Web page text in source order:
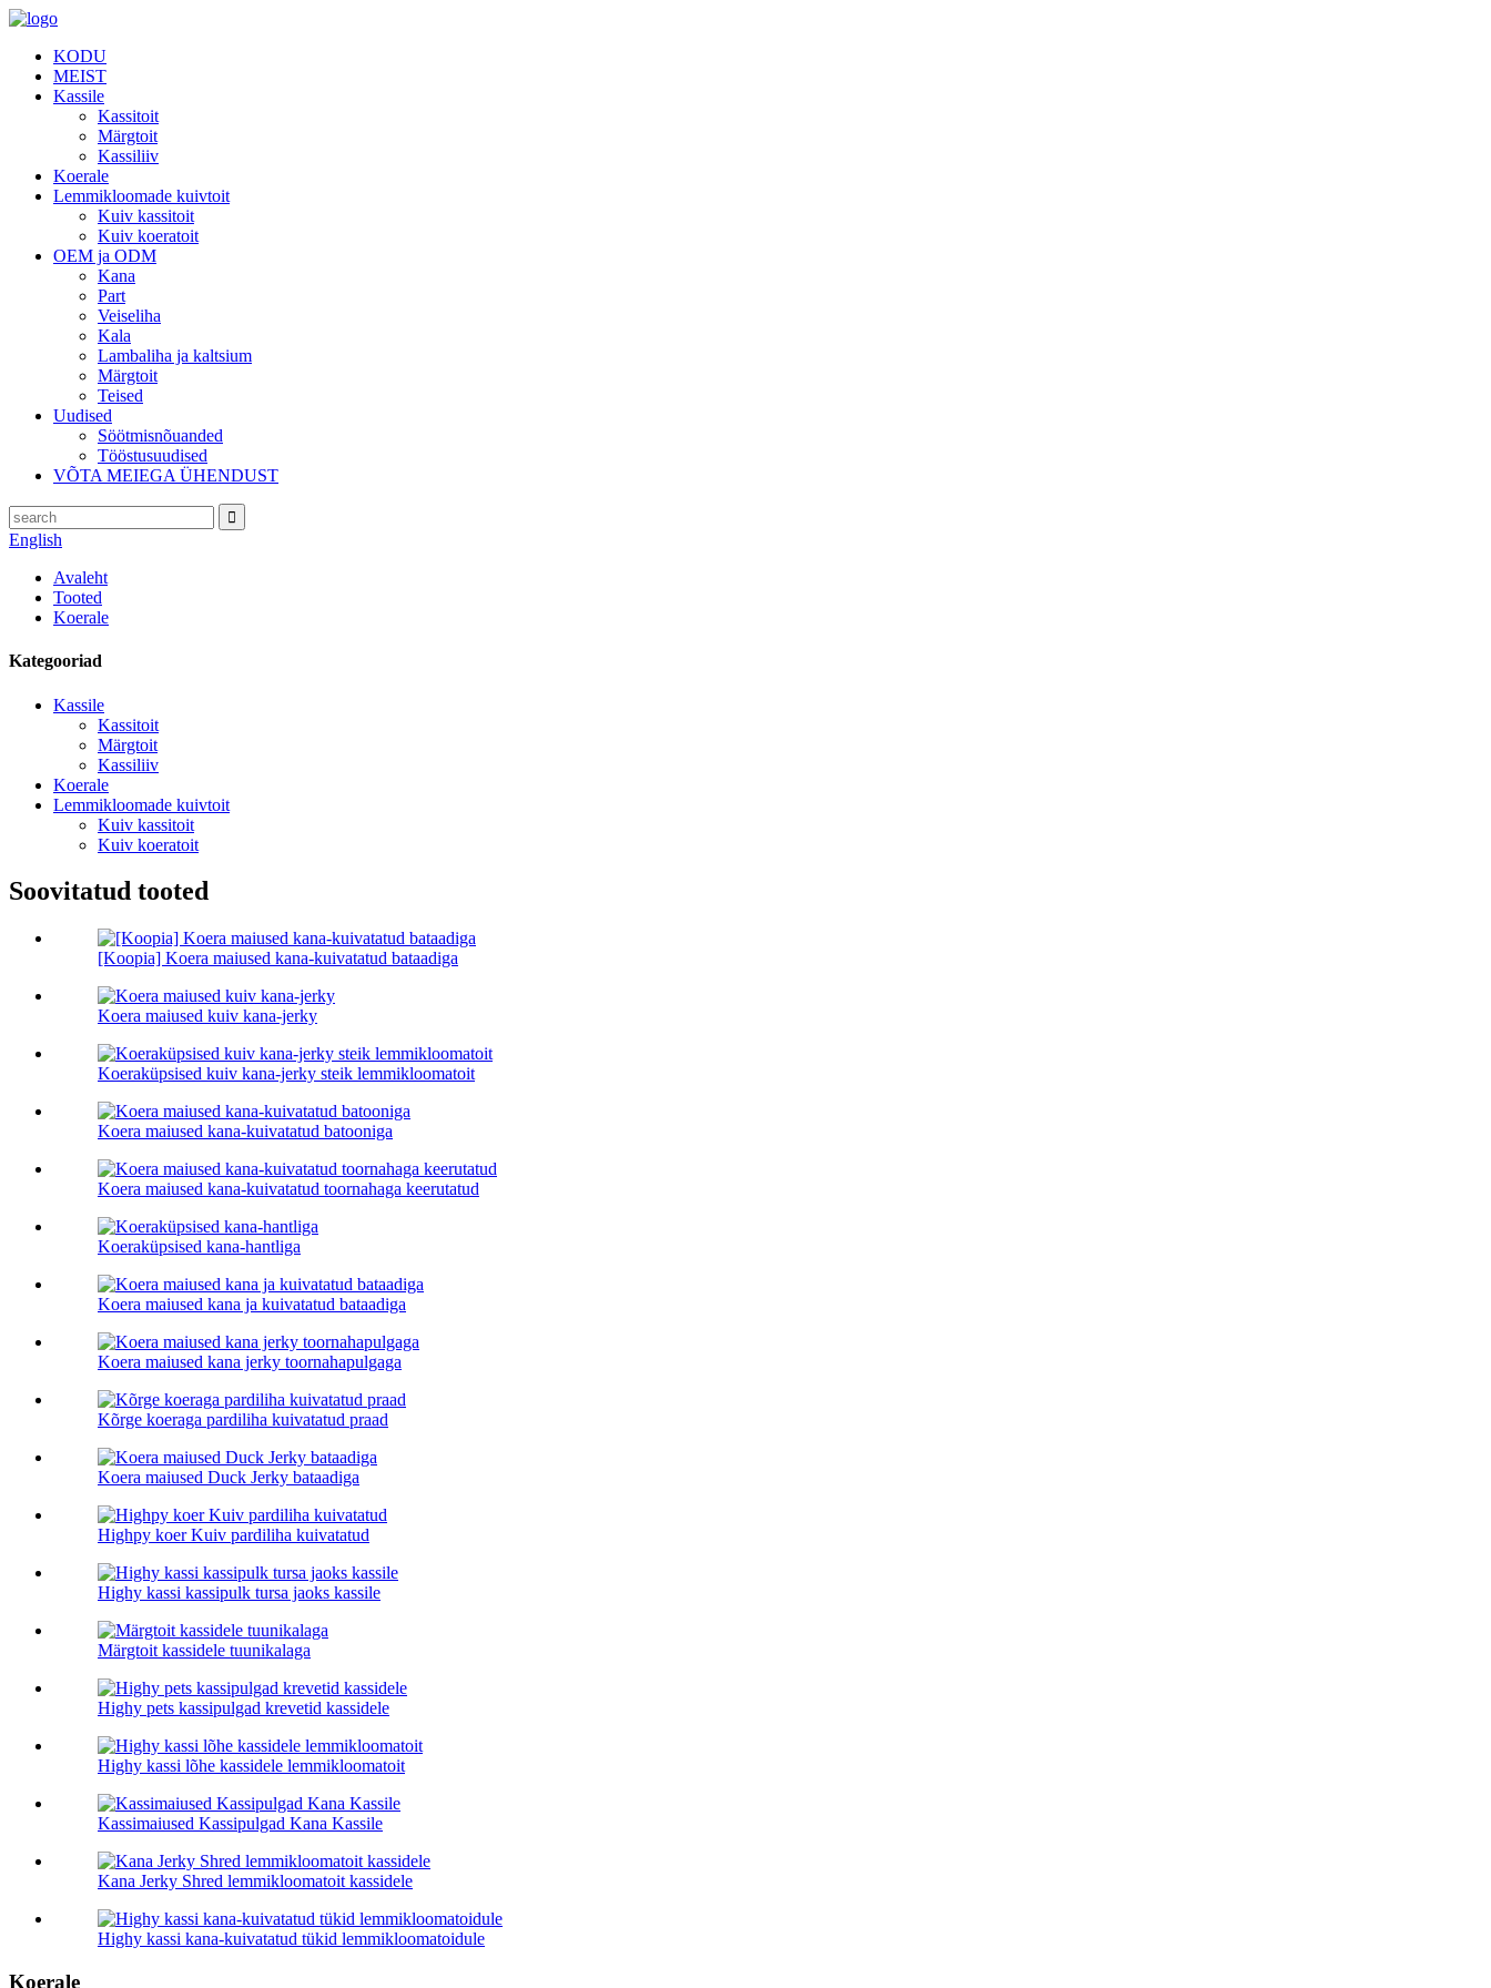
KODU
MEIST
Kassile
Kassitoit
Märgtoit
Kassiliiv
Koerale
Lemmikloomade kuivtoit
Kuiv kassitoit
Kuiv koeratoit
OEM ja ODM
Kana
Part
Veiseliha
Kala
Lambaliha ja kaltsium
Märgtoit
Teised
Uudised
Söötmisnõuanded
Tööstusuudised
VÕTA MEIEGA ÜHENDUST
English
Avaleht
Tooted
Koerale
Kategooriad
Kassile
Kassitoit
Märgtoit
Kassiliiv
Koerale
Lemmikloomade kuivtoit
Kuiv kassitoit
Kuiv koeratoit
Soovitatud tooted
[Koopia] Koera maiused kana-kuivatatud bataadiga
Koera maiused kuiv kana-jerky
Koeraküpsised kuiv kana-jerky steik lemmikloomatoit
Koera maiused kana-kuivatatud batooniga
Koera maiused kana-kuivatatud toornahaga keerutatud
Koeraküpsised kana-hantliga
Koera maiused kana ja kuivatatud bataadiga
Koera maiused kana jerky toornahapulgaga
Kõrge koeraga pardiliha kuivatatud praad
Koera maiused Duck Jerky bataadiga
Highpy koer Kuiv pardiliha kuivatatud
Highy kassi kassipulk tursa jaoks kassile
Märgtoit kassidele tuunikalaga
Highy pets kassipulgad krevetid kassidele
Highy kassi lõhe kassidele lemmikloomatoit
Kassimaiused Kassipulgad Kana Kassile
Kana Jerky Shred lemmikloomatoit kassidele
Highy kassi kana-kuivatatud tükid lemmikloomatoidule
Koerale